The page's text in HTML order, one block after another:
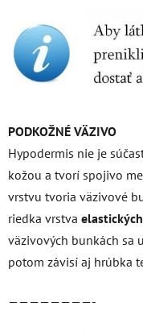
PODKOŽNÉ VÄZIVO
Hypodermis nie je
kožou a tvorí spojivo
vrstvu tvoria väzivové
riedka vrstva
väzivových bunkách sa
potom závisí aj hrúbka
————————-